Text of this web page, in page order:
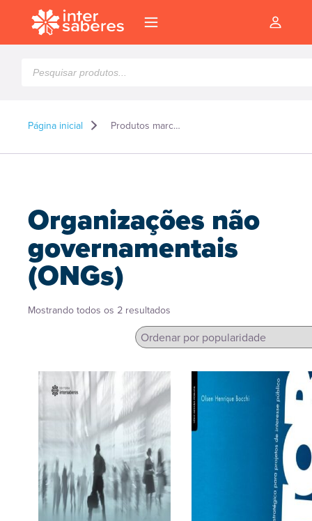
produtos
Página inicial Produtos marcados como “Organizações não governamentais (ONGs)”
Organizações não
governamentais
(ONGs)
Mostrando todos os 2 resultados
popularidade